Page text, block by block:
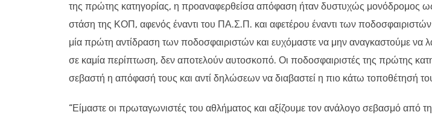
της πρώτης κατηγορίας, η προαναφερθείσα απόφαση ήταν δυστυχώς μονόδρομος ως
στάση της ΚΟΠ, αφενός έναντι του ΠΑ.Σ.Π. και αφετέρου έναντι των ποδοσφαιριστών
μία πρώτη αντίδραση των ποδοσφαιριστών και ευχόμαστε να μην αναγκαστούμε να
σε καμία περίπτωση, δεν αποτελούν αυτοσκοπό. Οι ποδοσφαιριστές της πρώτης
σεβαστή η απόφασή τους και αντί δηλώσεων να διαβαστεί η πιο κάτω τοποθέτησή
“Είμαστε οι πρωταγωνιστές του αθλήματος και αξίζουμε τον ανάλογο σεβασμό από